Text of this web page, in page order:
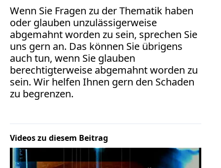
Wenn Sie Fragen zu der Thematik haben
oder glauben unzulässigerweise
abgemahnt worden zu sein, sprechen Sie
uns gern an. Das können Sie übrigens
auch tun, wenn Sie glauben
berechtigterweise abgemahnt worden zu
sein. Wir helfen Ihnen gern den Schaden
zu begrenzen.
Videos zu diesem Beitrag